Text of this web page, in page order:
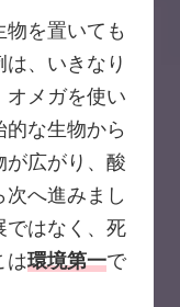
を置いても
、いきなり
オメガを使い
な生物から
が広がり、酸
へ進みまし
ではなく、死
は環境第一で